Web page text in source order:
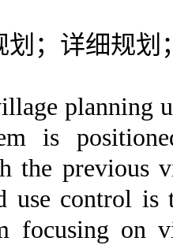
划；详细规划
planning
is
the previous
use control
focusing on